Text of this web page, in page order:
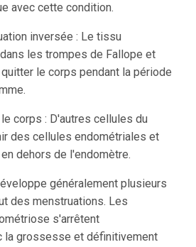
avec cette condition.
inversée : Le tissu
les trompes de Fallope et
le corps pendant la période
corps : D'autres cellules du
des cellules endométriales et
dehors de l'endomètre.
généralement plusieurs
des menstruations. Les
s'arrêtent
la grossesse et définitivement